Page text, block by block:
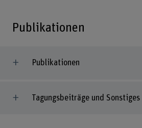
Publikationen
Publikationen
Tagungsbeiträge und Sonstiges